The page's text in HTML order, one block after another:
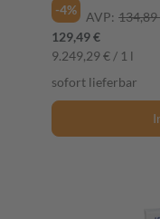
-4%
AVP: 134,89
129,49 €
9.249,29 € / 1 l
sofort lieferbar